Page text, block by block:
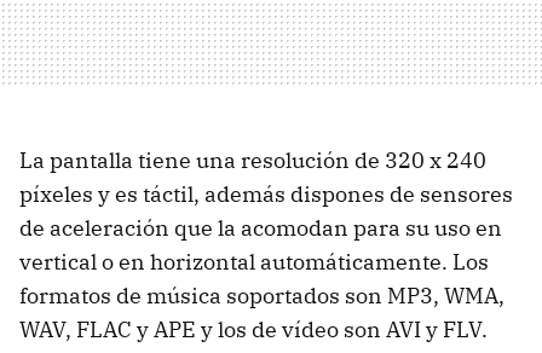
La pantalla tiene una resolución de 320 x 240
píxeles y es táctil, además dispones de sensores
de aceleración que la acomodan para su uso en
vertical o en horizontal automáticamente. Los
formatos de música soportados son MP3, WMA,
WAV, FLAC y APE y los de vídeo son AVI y FLV.